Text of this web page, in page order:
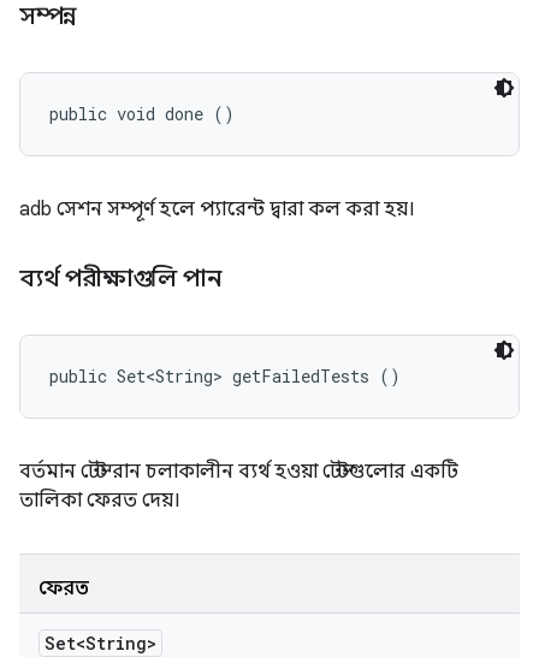
সম্পন্ন
public void done ()
adb সেশন সম্পূর্ণ হলে প্যারেন্ট দ্বারা কল করা হয়।
ব্যর্থ পরীক্ষাগুলি পান
public Set<String> getFailedTests ()
বর্তমান টেস্ট রান চলাকালীন ব্যর্থ হওয়া টেস্টগুলোর একটি
তালিকা ফেরত দেয়।
ফেরত
Set<String>